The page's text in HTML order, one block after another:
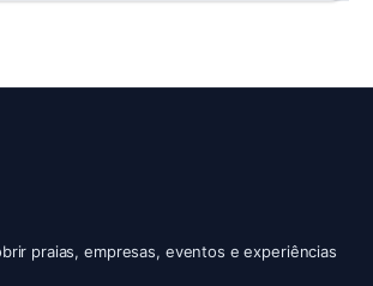
praias, empresas, eventos e experiências